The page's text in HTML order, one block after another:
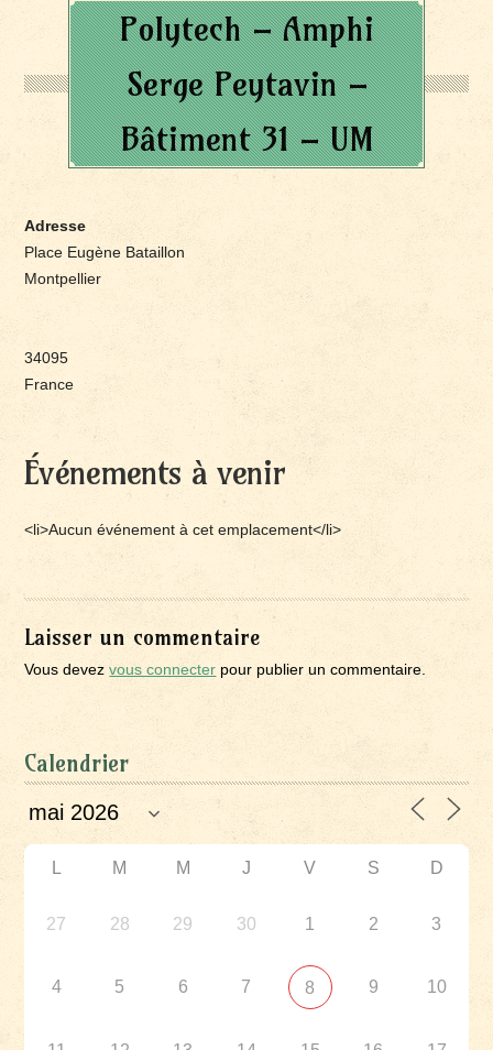
Polytech – Amphi
Serge Peytavin –
Bâtiment 31 – UM
Adresse
Place Eugène Bataillon
Montpellier
34095
France
Événements à venir
<li>Aucun événement à cet emplacement</li>
Laisser un commentaire
Vous devezvous connecter pour publier un commentaire.
Calendrier
L M M J V S D
27 28 29 30 1 2 3
4 5 6 7 8 9 10